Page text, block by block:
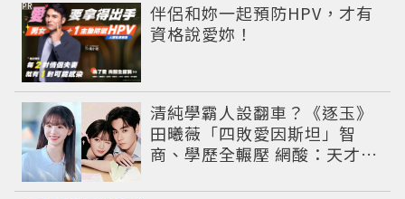
伴侶和妳一起預防HPV，才有
資格說愛妳！
PR
清純學霸人設翻車？《逐玉》
田曦薇「四敗愛因斯坦」智
商、學歷全輾壓 網酸：天才全